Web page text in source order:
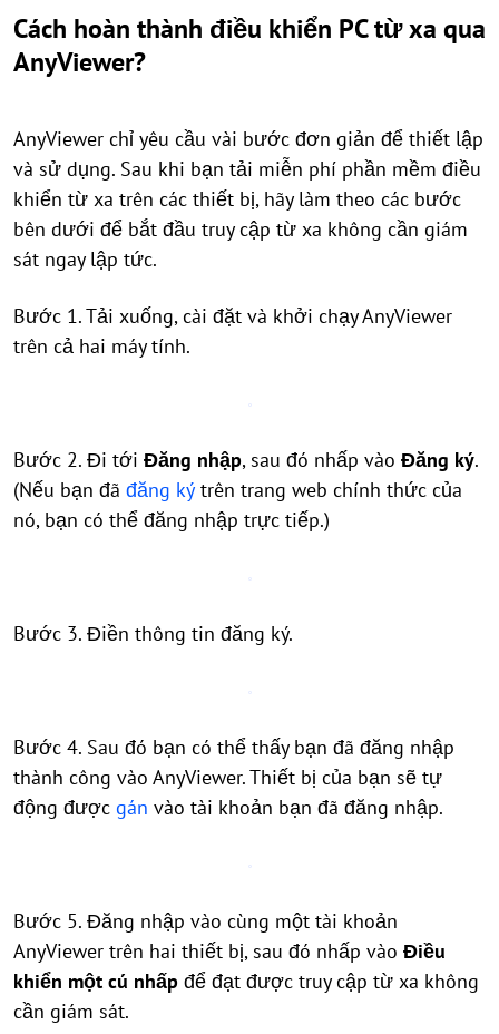
Cách hoàn thành điều khiển PC từ xa qua
AnyViewer?
AnyViewer chỉ yêu cầu vài bước đơn giản để thiết lập
và sử dụng. Sau khi bạn tải miễn phí phần mềm điều
khiển từ xa trên các thiết bị, hãy làm theo các bước
bên dưới để bắt đầu truy cập từ xa không cần giám
sát ngay lập tức.
Bước 1. Tải xuống, cài đặt và khởi chạy AnyViewer
trên cả hai máy tính.
Bước 2. Đi tới Đăng nhập, sau đó nhấp vào Đăng ký.
(Nếu bạn đã đăng ký trên trang web chính thức của
nó, bạn có thể đăng nhập trực tiếp.)
Bước 3. Điền thông tin đăng ký.
Bước 4. Sau đó bạn có thể thấy bạn đã đăng nhập
thành công vào AnyViewer. Thiết bị của bạn sẽ tự
động được gán vào tài khoản bạn đã đăng nhập.
Bước 5. Đăng nhập vào cùng một tài khoản
AnyViewer trên hai thiết bị, sau đó nhấp vào Điều
khiển một cú nhấp để đạt được truy cập từ xa không
cần giám sát.